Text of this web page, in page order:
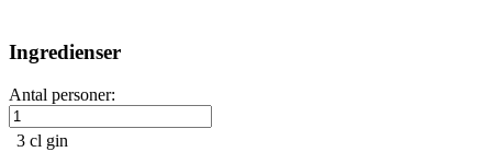
Ingredienser
Antal personer:
3 cl gin